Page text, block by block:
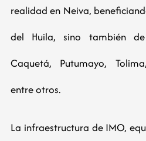
realidad en Neiva,
del Huila, sino también
Caquetá, Putumayo,
entre otros.
La infraestructura de IMO,